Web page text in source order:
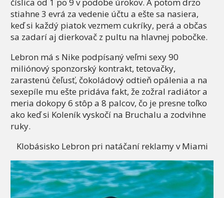
stiahne 3 evrá za vedenie účtu a ešte sa nasiera,
keď si každý piatok vezmem cukríky, perá a občas
sa zadarí aj dierkovač z pultu na hlavnej pobočke.
Lebron má s Nike podpísaný veľmi sexy 90
miliónový sponzorský kontrakt, tetovačky,
zarastenú čeľusť, čokoládový odtieň opálenia a na
sexepíle mu ešte pridáva fakt, že zožral radiátor a
meria dokopy 6 stôp a 8 palcov, čo je presne toľko
ako keď si Koleník vyskočí na Bruchalu a zodvihne
ruky.
Klobásisko Lebron pri natáčaní reklamy v Miami